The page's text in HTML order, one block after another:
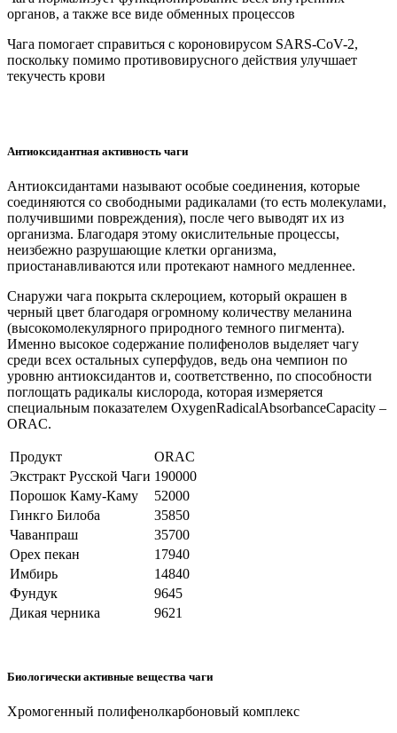
органов, а также все виде обменных процессов
Чага помогает справиться с короновирусом SARS-CoV-2,
поскольку помимо противовирусного действия улучшает
текучесть крови
Антиоксидантная активность чаги
Антиоксидантами называют особые соединения, которые
соединяются со свободными радикалами (то есть молекулами,
получившими повреждения), после чего выводят их из
организма. Благодаря этому окислительные процессы,
неизбежно разрушающие клетки организма,
приостанавливаются или протекают намного медленнее.
Снаружи чага покрыта склероцием, который окрашен в
черный цвет благодаря огромному количеству меланина
(высокомолекулярного природного темного пигмента).
Именно высокое содержание полифенолов выделяет чагу
среди всех остальных суперфудов, ведь она чемпион по
уровню антиоксидантов и, соответственно, по способности
поглощать радикалы кислорода, которая измеряется
специальным показателем OxygenRadicalAbsorbanceCapacity –
ORAC.
Продукт
ORAC
Экстракт Русской Чаги 190000
Порошок Каму-Каму
52000
Гинкго Билоба
35850
Чаванпраш
35700
Орех пекан
17940
Имбирь
14840
Фундук
9645
Дикая черника
9621
Биологически активные вещества чаги
Хромогенный полифенолкарбоновый комплекс